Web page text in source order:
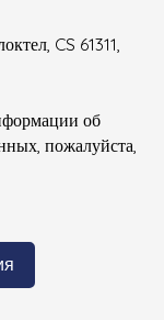
CS 61311,
об
пожалуйста,